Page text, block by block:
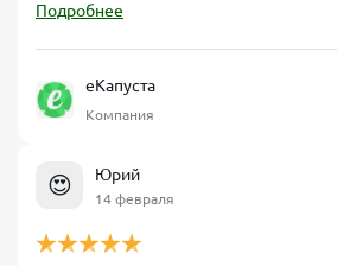
Подробнее
еКапуста
Компания
😍 Юрий
14 февраля